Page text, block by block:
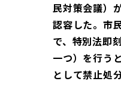
民対策会議）
認容した。市
で、特別法即
一つ）を行う
として禁止処